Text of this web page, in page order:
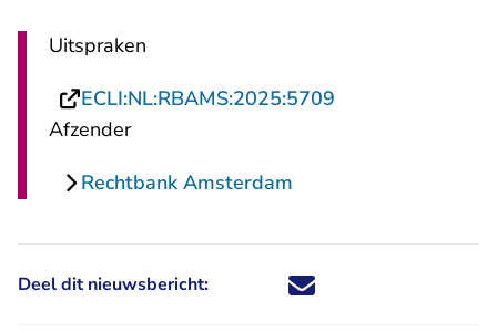
Uitspraken
ECLI:NL:RBAMS:2025:5709
Afzender
Rechtbank Amsterdam
Deel dit nieuwsbericht: Deel dit nieuwsbericht via X -
Deel dit nieuwsbericht via
Deel dit nieuwsbericht
Deel dit